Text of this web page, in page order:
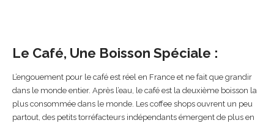
Le Café, Une Boisson Spéciale :
L’engouement pour le café est réel en France et ne fait que grandir
dans le monde entier. Après l’eau, le café est la deuxième boisson la
plus consommée dans le monde. Les coffee shops ouvrent un peu
partout, des petits torréfacteurs indépendants émergent de plus en